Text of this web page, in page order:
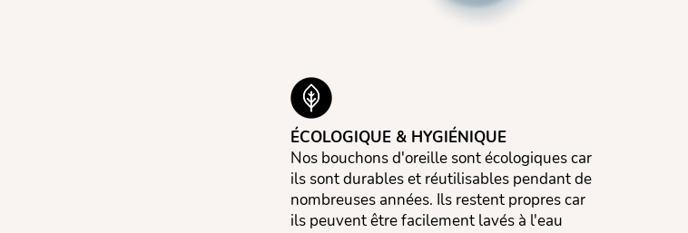
ÉCOLOGIQUE & HYGIÉNIQUE
Nos bouchons d'oreille sont écologiques car
ils sont durables et réutilisables pendant de
nombreuses années. Ils restent propres car
ils peuvent être facilement lavés à l'eau